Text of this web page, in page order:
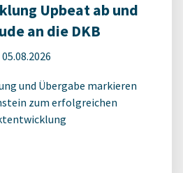
Upbeat ab und
an die DKB
05.08.2026
und Übergabe markieren
zum erfolgreichen